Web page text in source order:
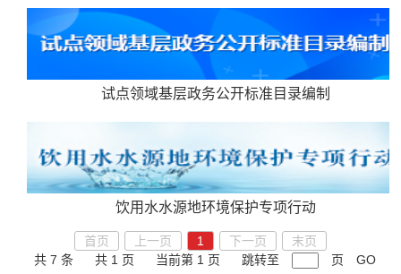
试点领域基层政务公开标准目录编制
饮用水水源地环境保护专项行动
首页 上一页 1 下一页
末页
共 7 条
共 1 页 当前第 1 页 跳转至 页 GO